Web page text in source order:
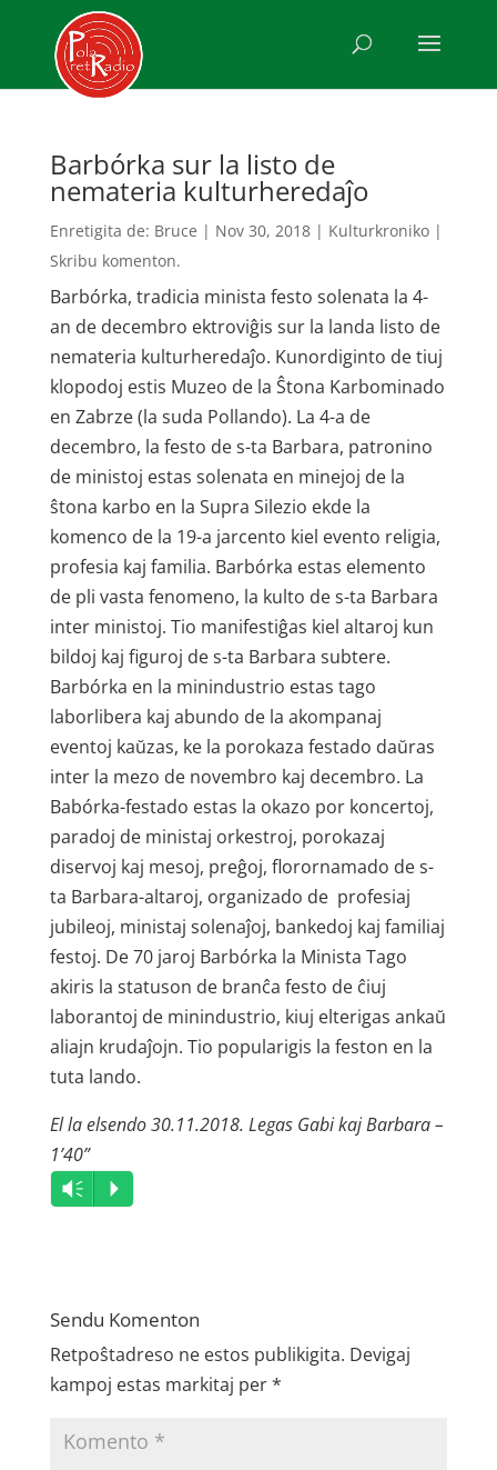
Barbórka sur la listo de
nemateria kulturheredaĵo
Enretigita de: Bruce | Nov 30, 2018| Kulturkroniko|
Skribu komenton.
Barbórka, tradicia minista festo solenata la 4-
an de decembro ektroviĝis sur la landa listo de
nemateria kulturheredaĵo. Kunordiginto de tiuj
klopodoj estis Muzeo de la Ŝtona Karbominado
en Zabrze (la suda Pollando). La 4-a de
decembro, la festo de s-ta Barbara, patronino
de ministoj estas solenata en minejoj de la
ŝtona karbo en la Supra Silezio ekde la
komenco de la 19-a jarcento kiel evento religia,
profesia kaj familia. Barbórka estas elemento
de pli vasta fenomeno, la kulto de s-ta Barbara
inter ministoj. Tio manifestiĝas kiel altaroj kun
bildoj kaj figuroj de s-ta Barbara subtere.
Barbórka en la minindustrio estas tago
laborlibera kaj abundo de la akompanaj
eventoj kaŭzas, ke la porokaza festado daŭras
inter la mezo de novembro kaj decembro. La
Babórka-festado estas la okazo por koncertoj,
paradoj de ministaj orkestroj, porokazaj
diservoj kaj mesoj, preĝoj, florornamado de s-
ta Barbara-altaroj, organizado de profesiaj
jubileoj, ministaj solenaĵoj, bankedoj kaj familiaj
festoj. De 70 jaroj Barbórka la Minista Tago
akiris la statuson de branĉa festo de ĉiuj
laborantoj de minindustrio, kiuj elterigas ankaŭ
aliajn krudaĵojn. Tio popularigis la feston en la
tuta lando.
El la elsendo 30.11.2018. Legas Gabi kaj Barbara –
1’40”
Audio
Player
Vm P
Sendu Komenton
Retpoŝtadreso ne estos publikigita. Devigaj
kampoj estas markitaj per*